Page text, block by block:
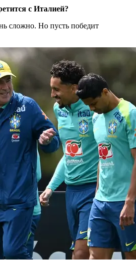
с Италией?
сложно. Но пусть победит